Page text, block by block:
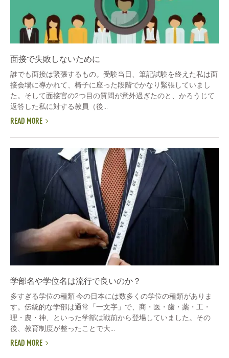
面接で失敗しないために
誰でも面接は緊張するもの。受験当日、筆記試験を終えた私は面
接会場に導かれて、椅子に座った段階でかなり緊張していまし
た。そして面接官の2つ目の質問が意外過ぎたのと、かろうじて
返答した私に対する教員（後...
READ MORE
学部名や学位名は流行で良いのか？
多すぎる学位の種類 今の日本には数多くの学位の種類がありま
す。伝統的な学部は通常「一文字」で、商・医・歯・薬・工・
理・農・神、といった学部は戦前から登場していました。その
後、教育制度が整ったことで大...
READ MORE